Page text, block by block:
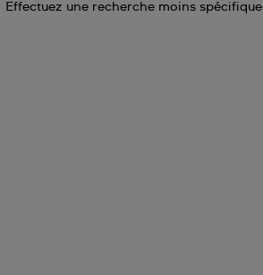
Effectuez une recherche moins spécifique